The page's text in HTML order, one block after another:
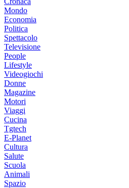
Mondo
Economia
Politica
Spettacolo
Televisione
People
Lifestyle
Videogiochi
Donne
Magazine
Motori
Viaggi
Cucina
Tgtech
E-Planet
Cultura
Salute
Scuola
Animali
Spazio